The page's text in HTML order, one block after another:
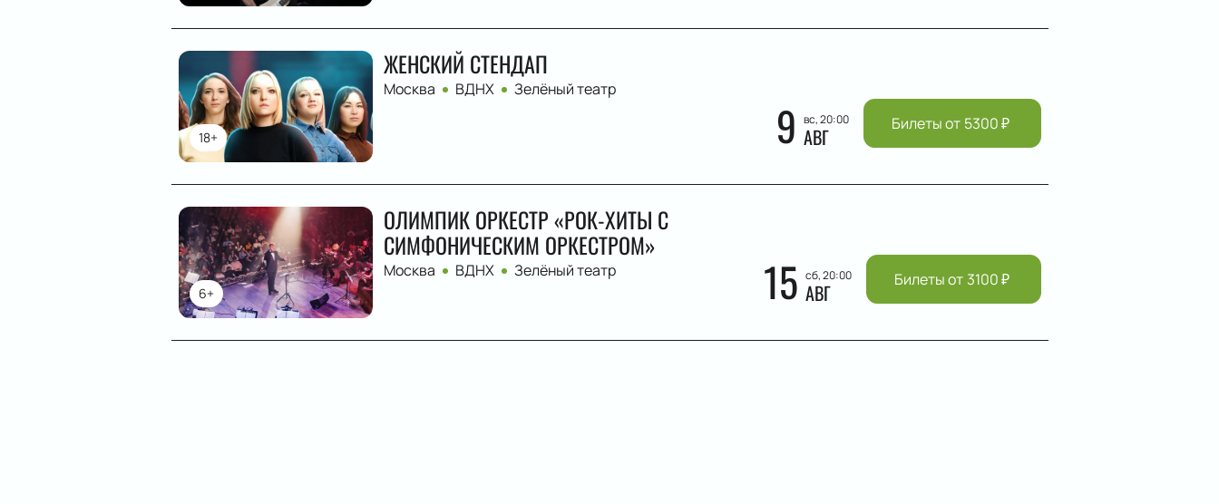
18+
ЖЕНСКИЙ СТЕНДАП
Москва ВДНХ Зелёный театр
9 вс, 20:00
АВГ Билеты от 5300₽
6+
ОЛИМПИК ОРКЕСТР «РОК-ХИТЫ С
СИМФОНИЧЕСКИМ ОРКЕСТРОМ»
Москва ВДНХ Зелёный театр 15 сб, 20:00
АВГ Билеты от 3100₽